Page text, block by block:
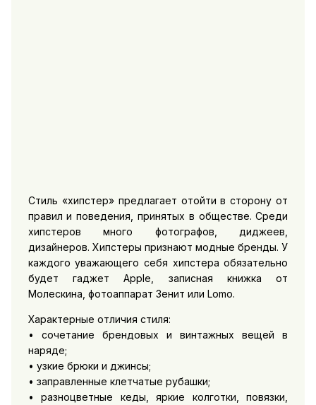
Стиль «хипстер» предлагает отойти в сторону от
правил и поведения, принятых в обществе. Среди
хипстеров много фотографов, диджеев,
дизайнеров. Хипстеры признают модные бренды. У
каждого уважающего себя хипстера обязательно
будет гаджет Apple, записная книжка от
Молескина, фотоаппарат Зенит или Lomo.
Характерные отличия стиля:
• сочетание брендовых и винтажных вещей в
наряде;
• узкие брюки и джинсы;
• заправленные клетчатые рубашки;
• разноцветные кеды, яркие колготки, повязки,